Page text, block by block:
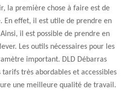
la première chose à faire est de
En effet, il est utile de prendre en
il est possible de prendre en
Les outils nécessaires pour les
important. DLD Débarras
tarifs très abordables et accessibles
une meilleure qualité de travail.